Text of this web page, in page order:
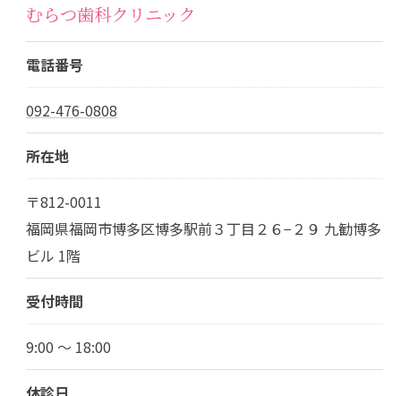
むらつ歯科クリニック
電話番号
092-476-0808
所在地
〒812-0011
福岡県福岡市博多区博多駅前３丁目２６−２９ 九勧博多
ビル 1階
受付時間
9:00 ～ 18:00